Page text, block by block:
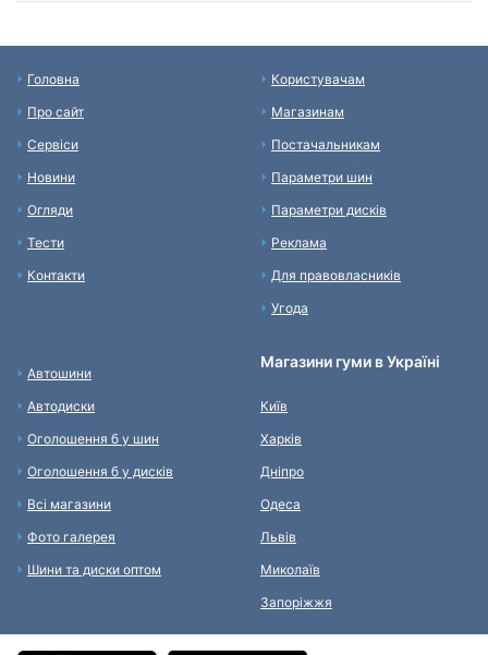
Головна
Про сайт
Сервіси
Новини
Огляди
Тести
Контакти
Користувачам
Магазинам
Постачальникам
Параметри шин
Параметри дисків
Реклама
Для правовласників
Угода
Автошини
Автодиски
Оголошення б у шин
Оголошення б у дисків
Всі магазини
Фото галерея
Шини та диски оптом
Магазини гуми в Україні
Київ
Харків
Дніпро
Одеса
Львів
Миколаїв
Запоріжжя